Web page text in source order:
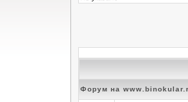
Форум на